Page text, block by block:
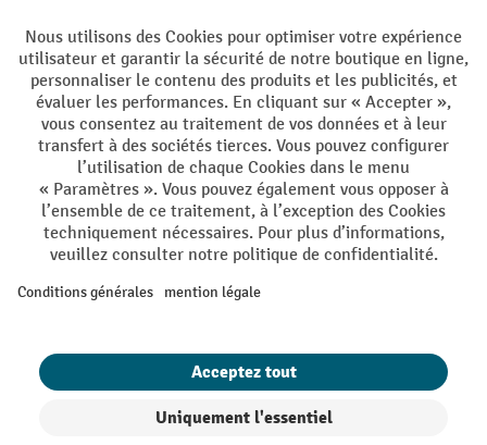
Conditions générales de vente Mentions Légales
Protection des Données Politique de cookies
All prices excl. VAT plusshipping costsand possible delivery charges,
if not stated otherwise.
s'applique pas aux prix spéciaux. Il n'est pas possible de le combiner
newsletter. Le bon, valable 10 jours, peut être utilisé en ligne pour
toute commande d'un montant net minimum de CHF 250. Le
pourcentage de remise varie selon la catégorie de produits, pouvant
atteindre jusqu'à 10 %. Les transpalettes électriques, les gerbeurs